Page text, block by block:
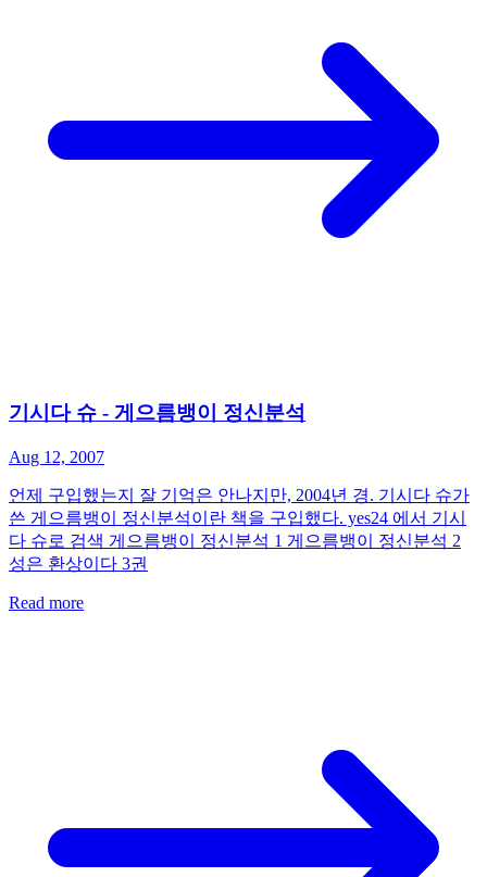
기시다 슈 - 게으름뱅이 정신분석
Aug 12, 2007
언제 구입했는지 잘 기억은 안나지만, 2004년 경. 기시다 슈가
쓴 게으름뱅이 정신분석이란 책을 구입했다. yes24 에서 기시
다 슈로 검색 게으름뱅이 정신분석 1 게으름뱅이 정신분석 2
성은 환상이다 3권
Read more